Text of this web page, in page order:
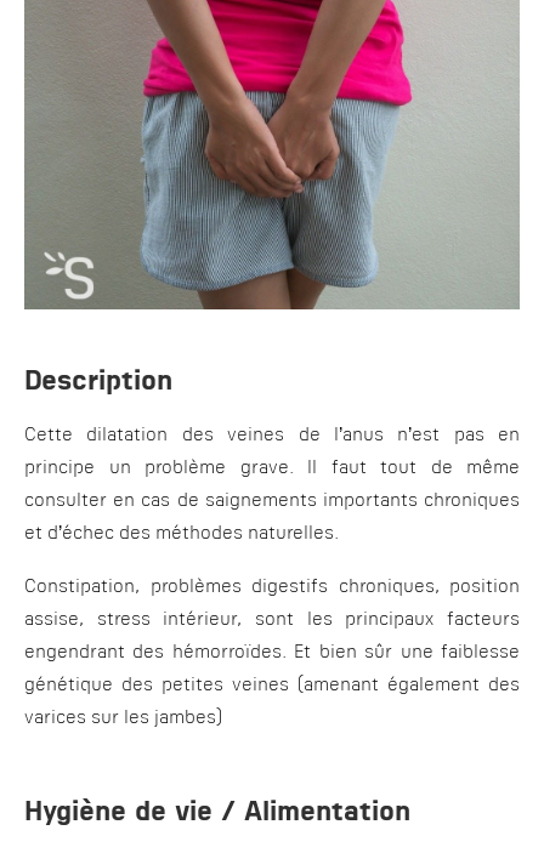
Description
Cette dilatation des veines de l’anus n’est pas en
principe un problème grave. Il faut tout de même
consulter en cas de saignements importants chroniques
et d’échec des méthodes naturelles.
Constipation, problèmes digestifs chroniques, position
assise, stress intérieur, sont les principaux facteurs
engendrant des hémorroïdes. Et bien sûr une faiblesse
génétique des petites veines (amenant également des
varices sur les jambes)
Hygiène de vie / Alimentation